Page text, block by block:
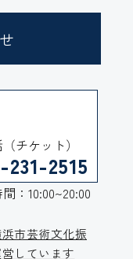
チケット）
231-2515
：10:00~20:00
浜市芸術文化振
しています